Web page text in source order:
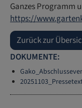
Ganzes Programm
https://
Zurück zur
DOKUMENTE: